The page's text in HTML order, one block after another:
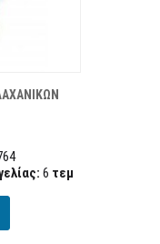
6 τεμ